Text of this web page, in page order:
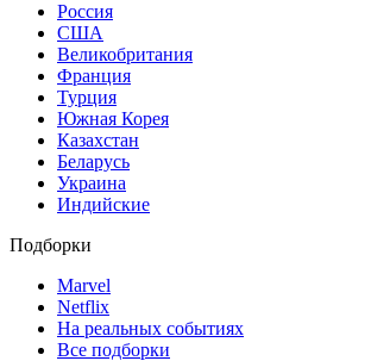
Россия
США
Великобритания
Франция
Турция
Южная Корея
Казахстан
Беларусь
Украина
Индийские
Подборки
Marvel
Netflix
На реальных событиях
Все подборки